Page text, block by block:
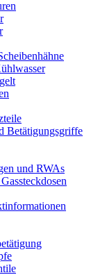
Betätigungsgriffe
und RWAs